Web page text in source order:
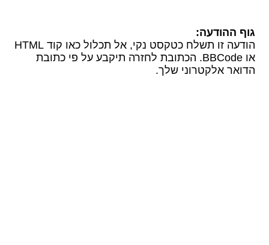
גוף ההודעה:
הודעה זו תשלח כטקסט נקי, אל תכלול כאו קוד HTML
או BBCode. הכתובת לחזרה תיקבע על פי כתובת
הדואר אלקטרוני שלך.